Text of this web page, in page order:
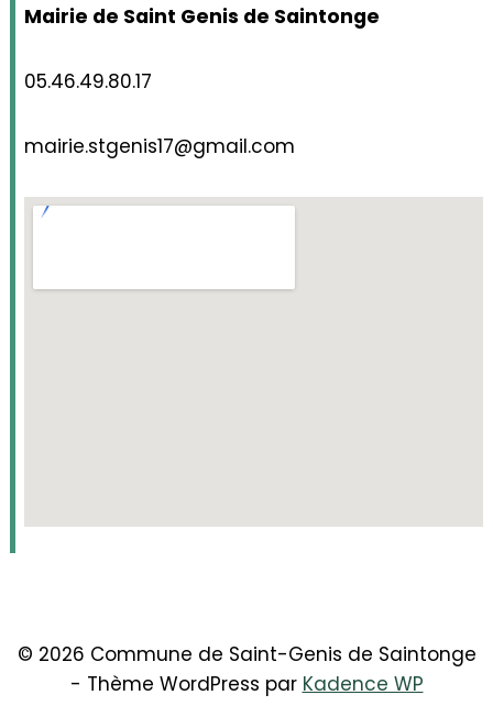
Mairie de Saint Genis de Saintonge
05.46.49.80.17
mairie.stgenis17@gmail.com
© 2026 Commune de Saint-Genis de Saintonge
- Thème WordPress par Kadence WP